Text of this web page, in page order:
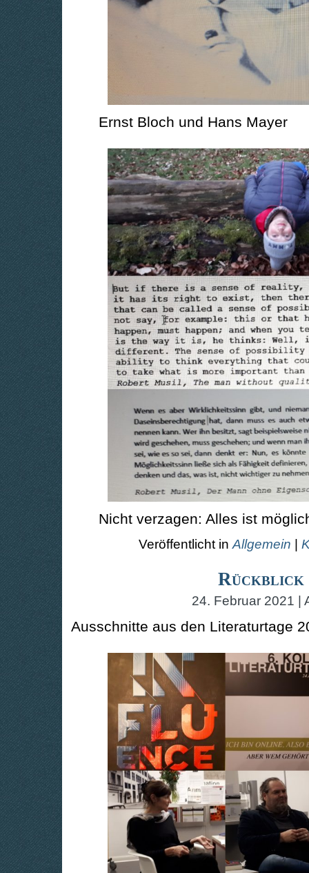
Ernst Bloch und Hans Mayer
Nicht verzagen: Alles ist
Veröffentlicht in Allgemein
Rückblick
24. Februar 2021 |
Ausschnitte aus den Literaturtage